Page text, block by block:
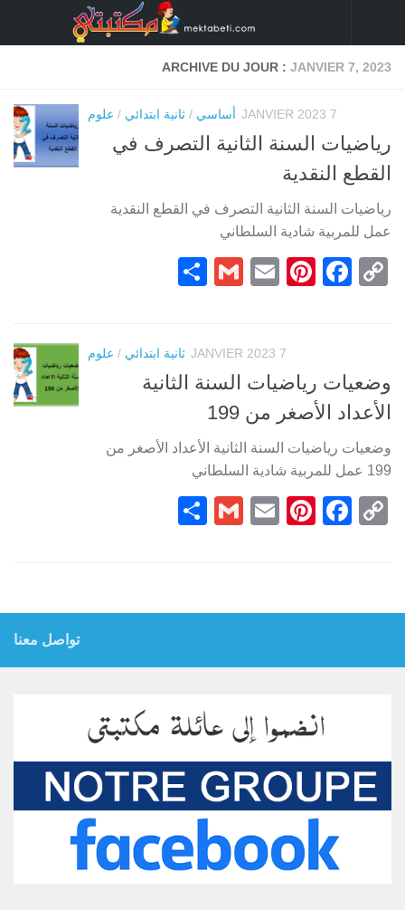
Skip to content
ARCHIVE DU JOUR : JANVIER 7, 2023
أساسي / ثانية ابتدائي / علوم 7 JANVIER 2023
رياضيات السنة الثانية التصرف في
القطع النقدية
رياضيات السنة الثانية التصرف في القطع النقدية
عمل للمربية شادية السلطاني
Copy
Facebook
Pinterest
Email
Gmail
ثانية ابتدائي / علوم 7 JANVIER 2023
وضعيات رياضيات السنة الثانية
الأعداد الأصغر من 199
وضعيات رياضيات السنة الثانية الأعداد الأصغر من
199 عمل للمربية شادية السلطاني
Copy
Facebook
Pinterest
Email
Gmail
تواصل معنا